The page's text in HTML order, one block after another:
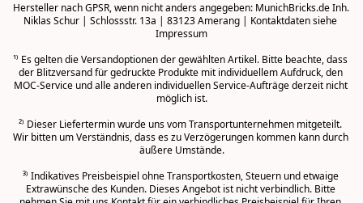
Hersteller nach GPSR, wenn nicht anders angegeben: MunichBricks.de Inh.
Niklas Schur | Schlossstr. 13a | 83123 Amerang | Kontaktdaten siehe
Impressum
¹⁾ Es gelten die Versandoptionen der gewählten Artikel. Bitte beachte, dass
der Blitzversand für gedruckte Produkte mit individuellem Aufdruck, den
MOC-Service und alle anderen individuellen Service-Aufträge derzeit nicht
möglich ist.
²⁾ Dieser Liefertermin wurde uns vom Transportunternehmen mitgeteilt.
Wir bitten um Verständnis, dass es zu Verzögerungen kommen kann durch
äußere Umstände.
³⁾ Indikatives Preisbeispiel ohne Transportkosten, Steuern und etwaige
Extrawünsche des Kunden. Dieses Angebot ist nicht verbindlich. Bitte